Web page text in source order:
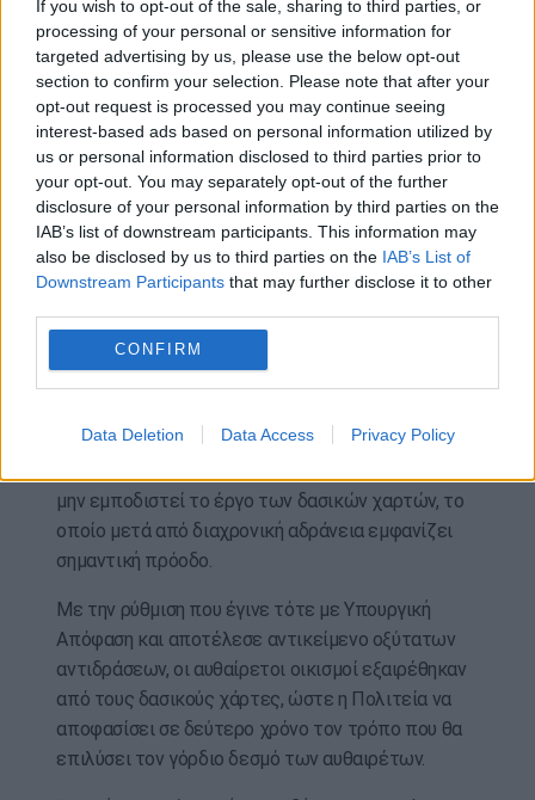
If you wish to opt-out of the sale, sharing to third parties, or
processing of your personal or sensitive information for
targeted advertising by us, please use the below opt-out
section to confirm your selection. Please note that after your
opt-out request is processed you may continue seeing
interest-based ads based on personal information utilized by
us or personal information disclosed to third parties prior to
your opt-out. You may separately opt-out of the further
disclosure of your personal information by third parties on the
IAB’s list of downstream participants. This information may
also be disclosed by us to third parties on the IAB’s List of
Downstream Participants that may further disclose it to other
CONFIRM
Data Deletion Data Access Privacy Policy
Γι’ αυτά έχει προβλεφθεί να υπάρχει και ένα είδος
δασικού ισοζυγίου, με στόχο τα πρόστιμα να
επιστρέφουν στην αποκατάσταση του
περιβάλλοντος, όπως έχει προβλέψει αντίστοιχα
ο νομοθέτης από το 2011 στον νόμο των
αυθαιρέτων (περιβαλλοντικό ισοζύγιο), χωρίς
ποτέ να εφαρμόσει.
Οι «οικιστικές πυκνώσεις»
προχωρήσει την κύρωση των δασικών χαρτών,
εξαίρεσε από τη διαδικασία της υποβολής
αντιρρήσεων τους αυθαίρετους οικισμούς.
Ήταν μια μορφή άμυνας του τότε αναπληρωτή
μην εμποδιστεί το έργο των δασικών χαρτών, το
οποίο μετά από διαχρονική αδράνεια εμφανίζει
σημαντική πρόοδο.
Με την ρύθμιση που έγινε τότε με Υπουργική
Απόφαση και αποτέλεσε αντικείμενο οξύτατων
αντιδράσεων, οι αυθαίρετοι οικισμοί εξαιρέθηκαν
από τους δασικούς χάρτες, ώστε η Πολιτεία να
αποφασίσει σε δεύτερο χρόνο τον τρόπο που θα
επιλύσει τον γόρδιο δεσμό των αυθαιρέτων.